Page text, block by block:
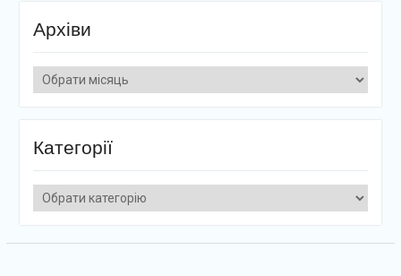
Архіви
Архіви
Категорії
Категорії